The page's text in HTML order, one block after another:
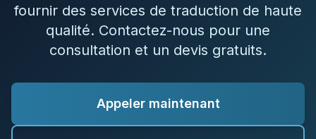
fournir des services de traduction de haute
qualité. Contactez-nous pour une
consultation et un devis gratuits.
Appeler maintenant